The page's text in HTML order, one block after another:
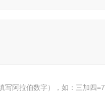
写阿拉伯数字），如：三加四=7